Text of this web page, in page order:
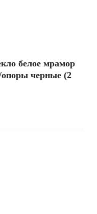
белое мрамор
опоры черные (2